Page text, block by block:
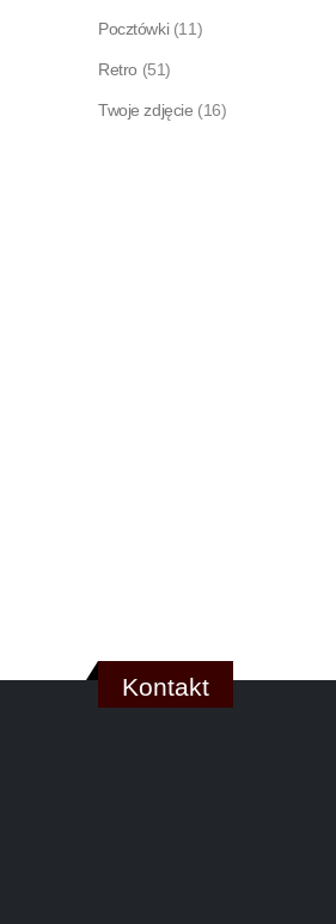
Pocztówki (11)
Retro (51)
Twoje zdjęcie (16)
Kontakt